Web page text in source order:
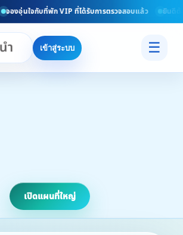
จองอุ่นใจกับที่พัก VIP ที่ได้รับการตรวจสอบแล้ว ยินดีต้อ
เข้าสู่ระบบ ☰
เปิดแผนที่ใหญ่